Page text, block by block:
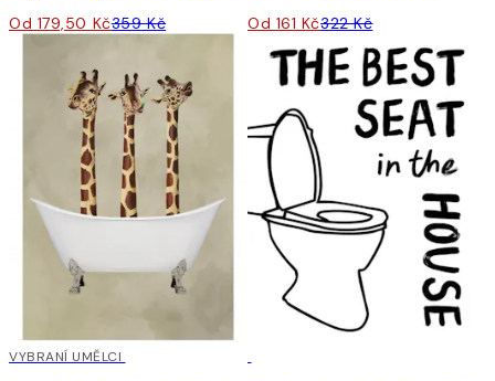
Od 179,50 Kč359 Kč Od 161 Kč322 Kč
40%*
VYBRANÍ UMĚLCI